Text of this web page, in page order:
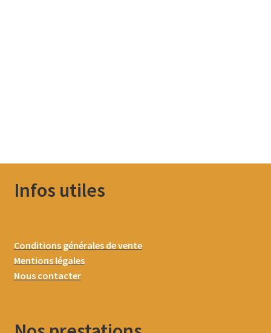
Infos utiles
Conditions générales de vente
Mentions légales
Nous contacter